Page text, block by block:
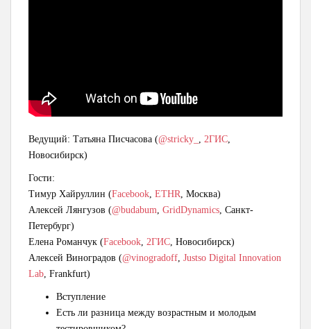
Ведущий: Татьяна Писчасова (@stricky_ 2ГИС
Новосибирск)
Гости:
Тимур Хайруллин (Facebook ETHR , Москва)
Алексей Лянгузов (@budabum GridDynamics , Санкт-
Петербург)
Елена Романчук (Facebook 2ГИС , Новосибирск)
Алексей Виноградов (@vinogradoff Justso Digital Innovation
Lab , Frankfurt)
Вступление
Есть ли разница между возрастным и молодым